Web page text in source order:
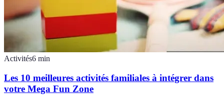
Activités6 min
Les 10 meilleures activités familiales à intégrer dans
votre Mega Fun Zone